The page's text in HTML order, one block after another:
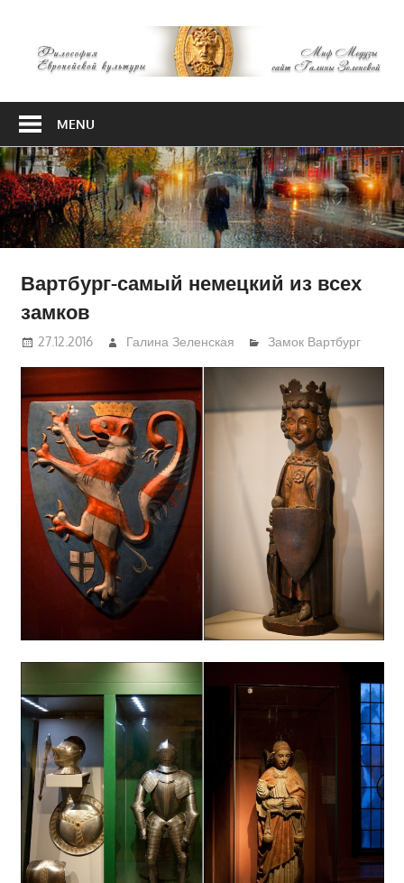
content
Европейской
MENU
Вартбург-самый немецкий из всех
замков
27.12.2016 Галина Зеленская Замок Вартбург